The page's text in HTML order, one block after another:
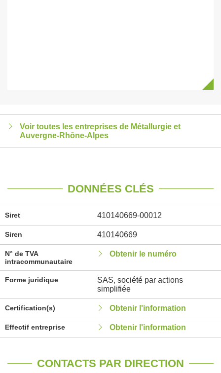
Voir toutes les entreprises de Métallurgie et
Auvergne-Rhône-Alpes
DONNÉES CLÉS
Siret 410140669-00012
Siren 410140669
N° de TVA
intracommunautaire
Obtenir le numéro
Forme juridique
SAS, société par actions
simplifiée
Certification(s) Obtenir l'information
Effectif entreprise Obtenir l'information
CONTACTS PAR DIRECTION